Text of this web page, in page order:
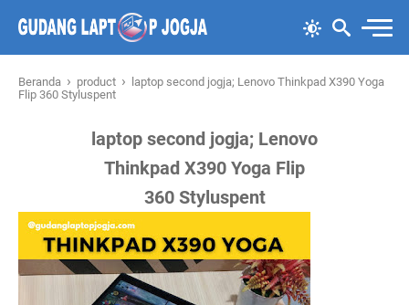
Beranda › product ›
laptop second jogja; Lenovo Thinkpad X390 Yoga
Flip 360 Styluspent
laptop second jogja; Lenovo
Thinkpad X390 Yoga Flip
360 Styluspent